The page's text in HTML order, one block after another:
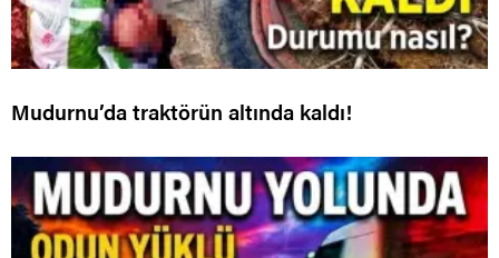
Mudurnu’da traktörün altında kaldı!